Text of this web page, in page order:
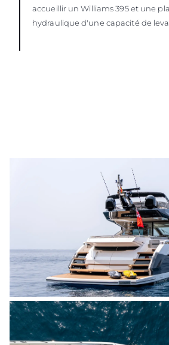
accueillir un Williams 395 et une
hydraulique d'une capacité de